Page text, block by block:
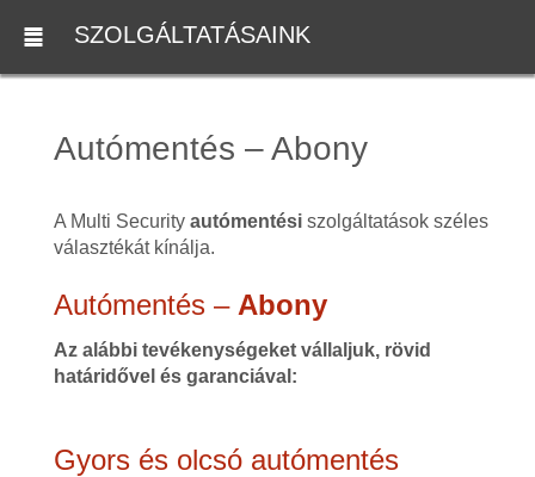
SZOLGÁLTATÁSAINK
Autómentés – Abony
A Multi Security autómentésiszolgáltatások széles
választékát kínálja.
Autómentés – Abony
Az alábbi tevékenységeket vállaljuk, rövid
határidővel és garanciával:
Gyors és olcsó autómentés